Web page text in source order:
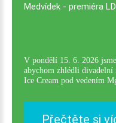
Medvídek - premiéra
V pondělí 15. 6. 2026
abychom zhlédli divadelní
Ice Cream pod vedením
Přečtěte si